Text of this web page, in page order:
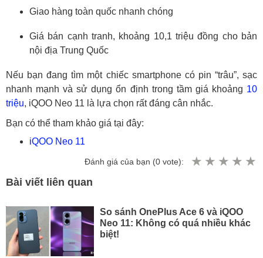
Giao hàng toàn quốc nhanh chóng
Giá bán cạnh tranh, khoảng 10,1 triệu đồng cho bản
nội địa Trung Quốc
Nếu bạn đang tìm một chiếc smartphone có pin “trâu”, sạc
nhanh mạnh và sử dụng ổn định trong tầm giá khoảng 10
triệu, iQOO Neo 11 là lựa chọn rất đáng cân nhắc.
Bạn có thể tham khảo giá tại đây:
iQOO Neo 11
Đánh giá của bạn (0 vote):
Bài viết liên quan
So sánh OnePlus Ace 6 và iQOO
Neo 11: Không có quá nhiều khác
biệt!